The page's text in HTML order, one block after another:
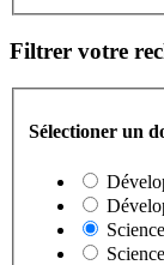
Filtrer votre
Sélectioner un